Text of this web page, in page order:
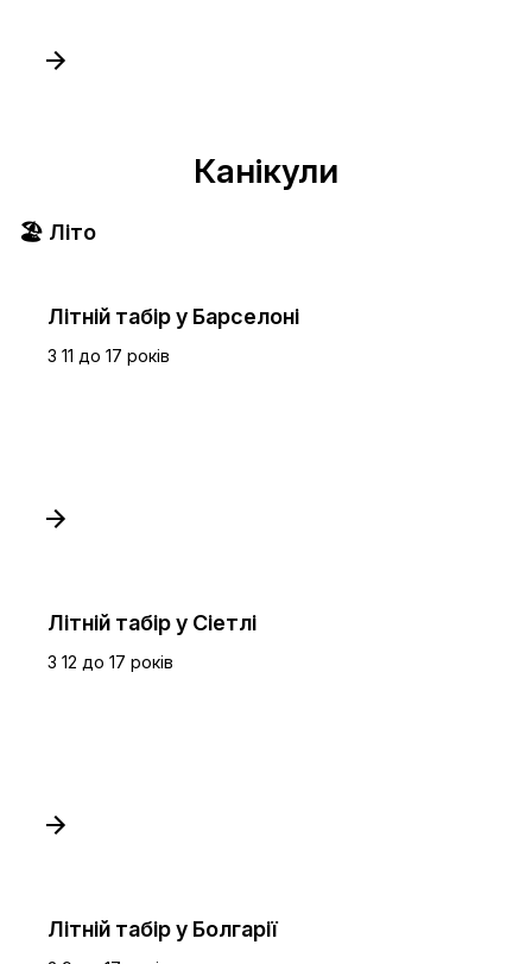
Канікули
🏖️ Літо
Літній табір у Барселоні
З 11 до 17 років
Літній табір у Сіетлі
З 12 до 17 років
Літній табір у Болгарії